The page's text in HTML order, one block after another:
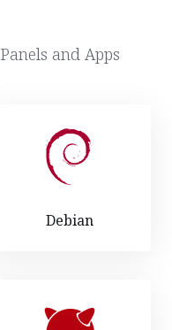
Panels and Apps
Debian